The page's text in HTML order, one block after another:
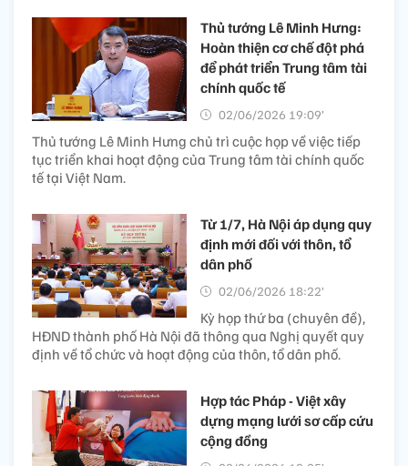
Thủ tướng Lê Minh Hưng:
Hoàn thiện cơ chế đột phá
để phát triển Trung tâm tài
chính quốc tế
02/06/2026 19:09’
Thủ tướng Lê Minh Hưng chủ trì cuộc họp về việc tiếp
tục triển khai hoạt động của Trung tâm tài chính quốc
tế tại Việt Nam.
Từ 1/7, Hà Nội áp dụng quy
định mới đối với thôn, tổ
dân phố
02/06/2026 18:22’
Kỳ họp thứ ba (chuyên đề),
HĐND thành phố Hà Nội đã thông qua Nghị quyết quy
định về tổ chức và hoạt động của thôn, tổ dân phố.
Hợp tác Pháp - Việt xây
dựng mạng lưới sơ cấp cứu
cộng đồng